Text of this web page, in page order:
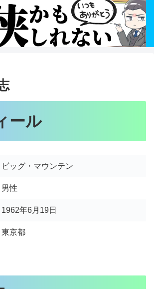
ール
ビッグ・マウンテン
男性
1962年6月19日
東京都